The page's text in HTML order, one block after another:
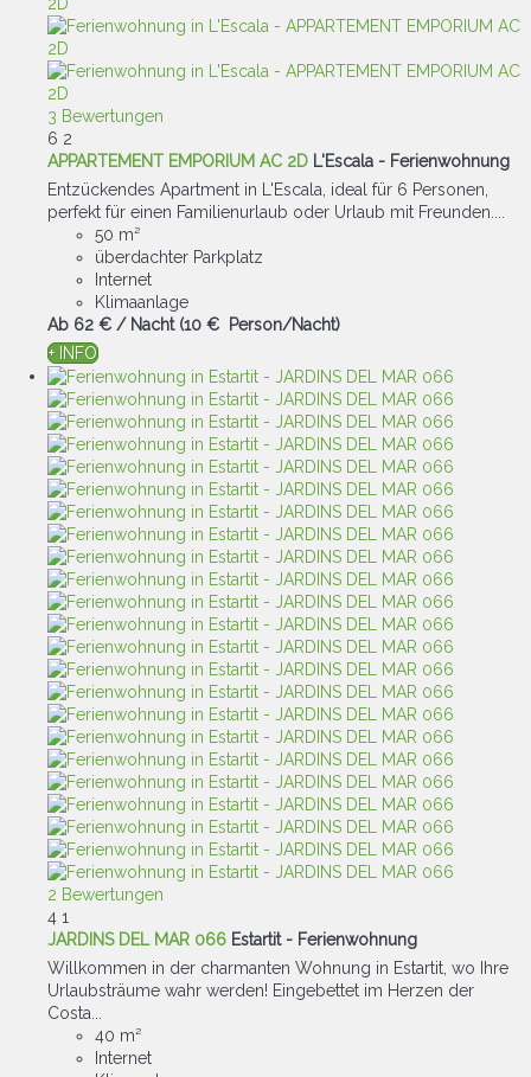
3 Bewertungen
6 2
APPARTEMENT EMPORIUM AC 2D L'Escala - Ferienwohnung
Entzückendes Apartment in L'Escala, ideal für 6 Personen,
perfekt für einen Familienurlaub oder Urlaub mit Freunden....
50 m²
überdachter Parkplatz
Internet
Klimaanlage
Ab 62 € / Nacht (10 € Person/Nacht)
+ INFO
2 Bewertungen
4 1
JARDINS DEL MAR 066 Estartit - Ferienwohnung
Willkommen in der charmanten Wohnung in Estartit, wo Ihre
Urlaubsträume wahr werden! Eingebettet im Herzen der
Costa...
40 m²
Internet